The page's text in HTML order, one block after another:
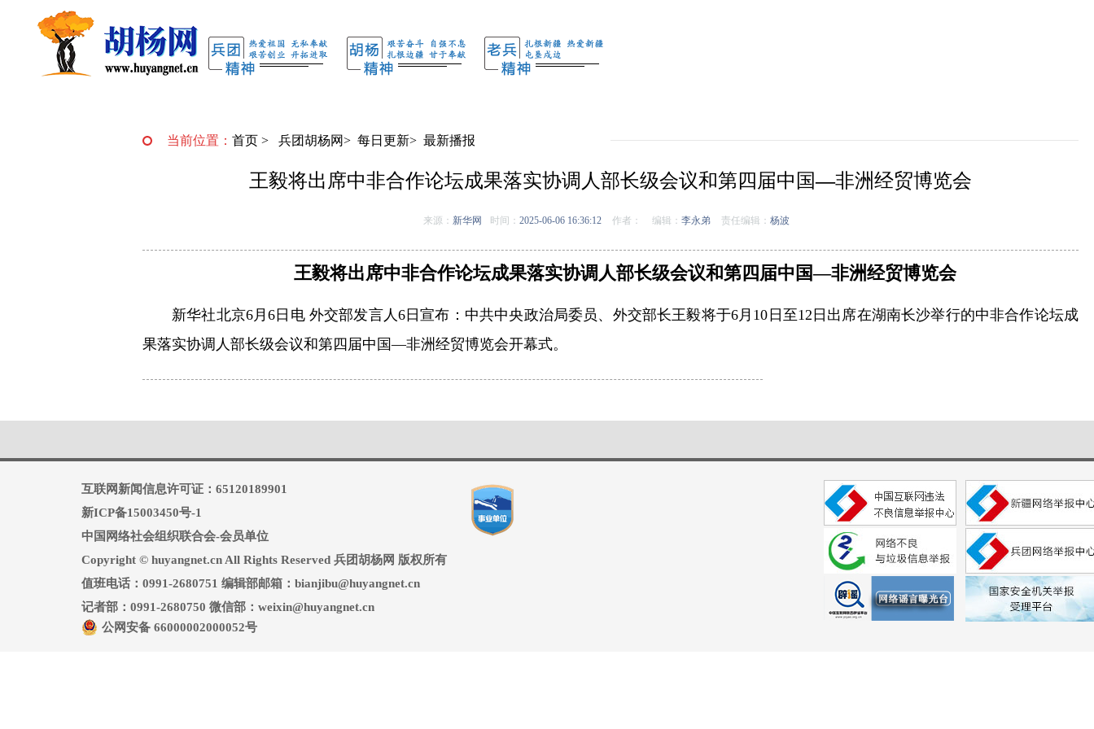
当前位置： 首页 > 兵团胡杨网> 每日更新> 最新播报
王毅将出席中非合作论坛成果落实协调人部长级会议和第四届中国—非洲经贸博览会
来源： 新华网 时间： 2025-06-06 16:36:12 作者： 编辑： 李永弟 责任编辑： 杨波
王毅将出席中非合作论坛成果落实协调人部长级会议和第四届中国—非洲经贸博览会
新华社北京6月6日电 外交部发言人6日宣布：中共中央政治局委员、外交部长王毅将于6月10日至12日出席在湖南长沙举行的中非合作论坛成
果落实协调人部长级会议和第四届中国—非洲经贸博览会开幕式。
互联网新闻信息许可证：65120189901
新ICP备15003450号-1
中国网络社会组织联合会-会员单位
Copyright © huyangnet.cn All Rights Reserved 兵团胡杨网 版权所有
值班电话：0991-2680751 编辑部邮箱：bianjibu@huyangnet.cn
记者部：0991-2680750 微信部：weixin@huyangnet.cn
公网安备 66000002000052号